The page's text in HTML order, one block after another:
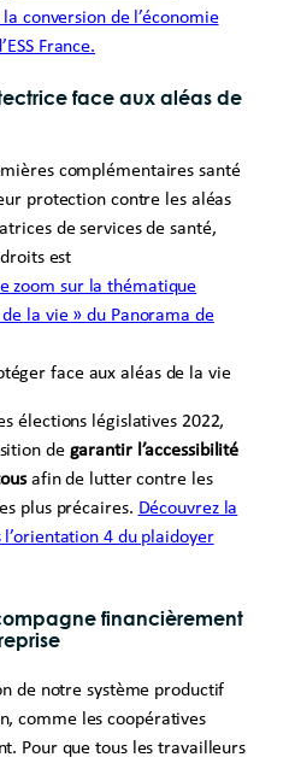
conversion de l’économie
France.
face aux aléas de
complémentaires santé
protection contre les aléas
de services de santé,
est
zoom sur la thématique
la vie » du Panorama de
élections législatives 2022,
de garantir l’accessibilité
afin de lutter contre les
plus précaires. Découvrez la
4 du plaidoyer
financièrement
de notre système productif
comme les coopératives
Pour que tous les travailleurs